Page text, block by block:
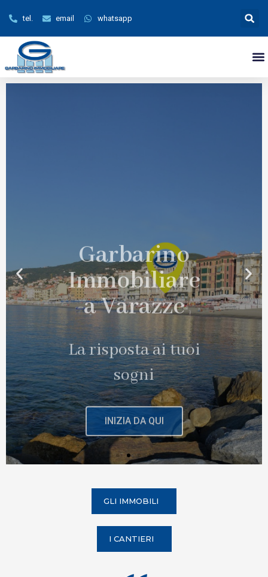
tel. email whatsapp
a Varazze
La risposta ai tuoi
sogni
INIZIA DA QUI
GLI IMMOBILI
I CANTIERI